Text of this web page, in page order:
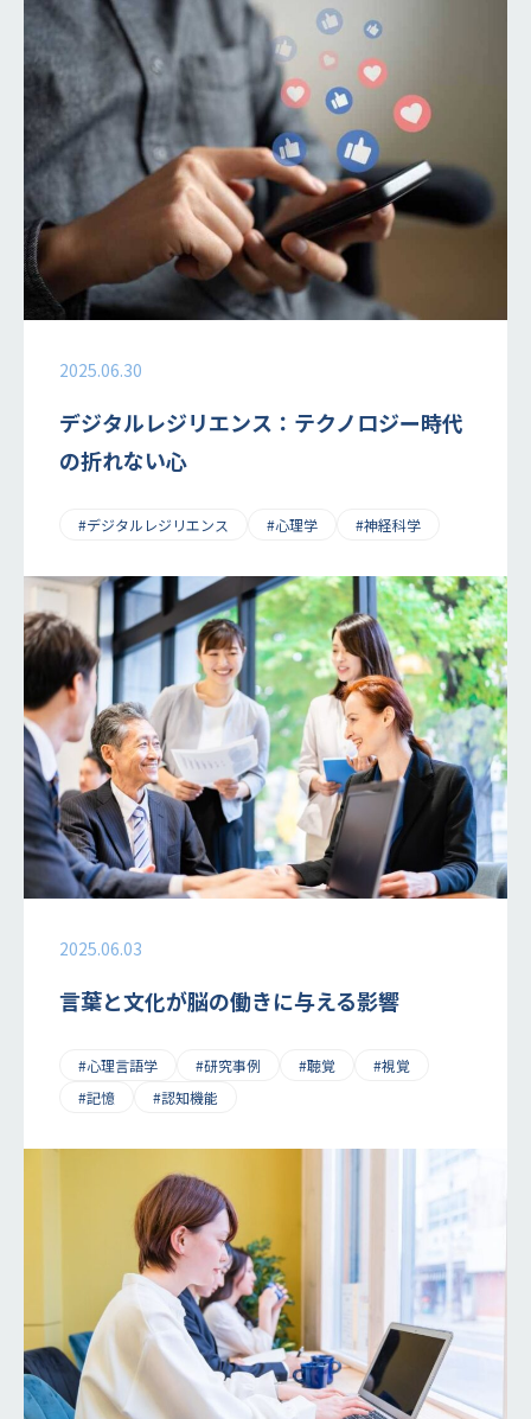
2025.06.30
デジタルレジリエンス：テクノロジー時代
の折れない心
#デジタルレジリエンス #心理学 #神経科学
2025.06.03
言葉と文化が脳の働きに与える影響
#心理言語学 #研究事例 #聴覚
#視覚
#記憶
#認知機能